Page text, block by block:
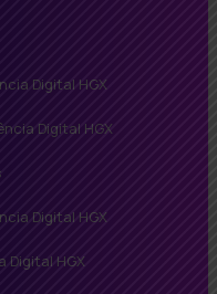
Digital HGX
Digital HGX
Digital HGX
Digital HGX